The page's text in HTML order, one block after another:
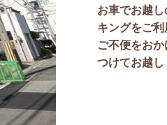
お車でお越
キングをご利
ご不便をお
つけてお越し